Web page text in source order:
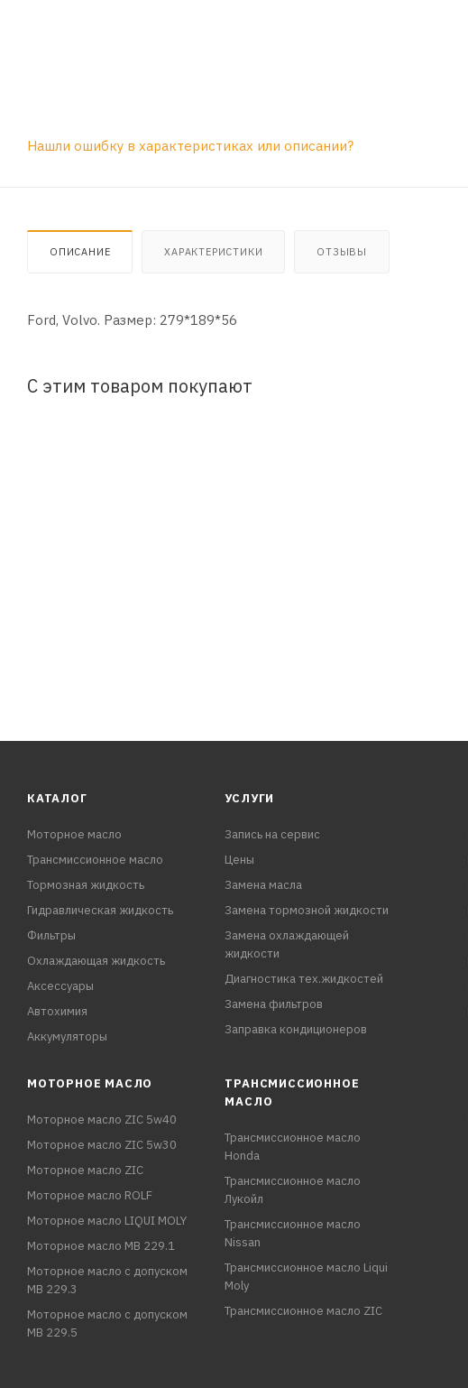
Нашли ошибку в характеристиках или описании?
ОПИСАНИЕ ХАРАКТЕРИСТИКИ ОТЗЫВЫ
Ford, Volvo. Размер: 279*189*56
С этим товаром покупают
КАТАЛОГ
Моторное масло
Трансмиссионное масло
Тормозная жидкость
Гидравлическая жидкость
Фильтры
Охлаждающая жидкость
Аксессуары
Автохимия
Аккумуляторы
УСЛУГИ
Запись на сервис
Цены
Замена масла
Замена тормозной жидкости
Замена охлаждающей
жидкости
Диагностика тех.жидкостей
Замена фильтров
Заправка кондиционеров
МОТОРНОЕ МАСЛО
Моторное масло ZIC 5w40
Моторное масло ZIC 5w30
Моторное масло ZIC
Моторное масло ROLF
Моторное масло LIQUI MOLY
Моторное масло MB 229.1
Моторное масло с допуском
MB 229.3
Моторное масло с допуском
MB 229.5
ТРАНСМИССИОННОЕ
МАСЛО
Трансмиссионное масло
Honda
Трансмиссионное масло
Лукойл
Трансмиссионное масло
Nissan
Трансмиссионное масло Liqui
Moly
Трансмиссионное масло ZIC